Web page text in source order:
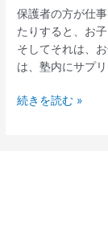
の
特
徴
行
く
べ
き
保護者の方が仕
たりすると、お
そしてそれは、
は、塾内にサプ
康
ネ
タ】
子
も
続きを読む »